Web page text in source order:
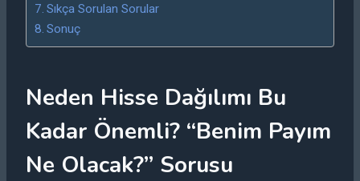
Sıkça Sorulan Sorular
Sonuç
Neden Hisse Dağılımı Bu
Kadar Önemli? “Benim Payım
Ne Olacak?” Sorusu